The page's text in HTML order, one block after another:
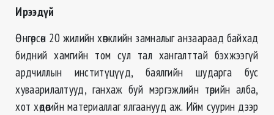
Ирээдүй
Өнгөрсөн 20 жилийн хөгжлийн замналыг анзаараад байхад
бидний хамгийн том сул тал хангалттай бэхжээгүй
ардчиллын инститүцүүд, баялгийн шударга бус
хуваарилалтууд, ганхаж буй мэргэжлийн төрийн алба,
хот хөдөөгийн материаллаг ялгаанууд аж. Ийм суурин дээр